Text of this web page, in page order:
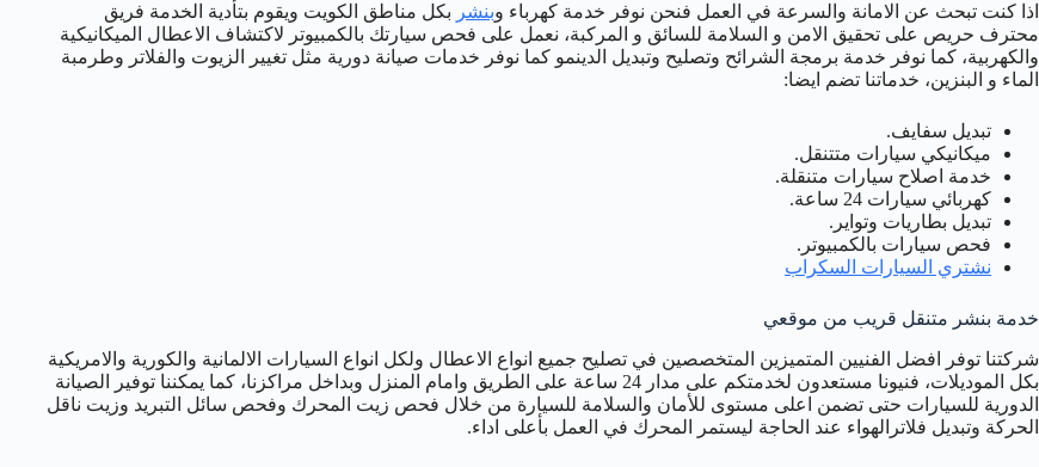
اذا كنت تبحث عن الامانة والسرعة في العمل فنحن نوفر خدمة كهرباء وبنشر بكل مناطق الكويت ويقوم بتأدية الخدمة فريق
محترف حريص على تحقيق الامن و السلامة للسائق و المركبة، نعمل على فحص سيارتك بالكمبيوتر لاكتشاف الاعطال الميكانيكية
والكهربية، كما نوفر خدمة برمجة الشرائح وتصليح وتبديل الدينمو كما نوفر خدمات صيانة دورية مثل تغيير الزيوت والفلاتر وطرمبة
الماء و البنزين، خدماتنا تضم ايضا:
تبديل سفايف.
ميكانيكي سيارات متتنقل.
خدمة اصلاح سيارات متنقلة.
كهربائي سيارات 24 ساعة.
تبديل بطاريات وتواير.
فحص سيارات بالكمبيوتر.
نشتري السيارات السكراب
خدمة بنشر متنقل قريب من موقعي
شركتنا توفر افضل الفنيين المتميزين المتخصصين في تصليح جميع انواع الاعطال ولكل انواع السيارات الالمانية والكورية والامريكية
بكل الموديلات، فنيونا مستعدون لخدمتكم على مدار 24 ساعة على الطريق وامام المنزل وبداخل مراكزنا، كما يمكننا توفير الصيانة
الدورية للسيارات حتى تضمن اعلى مستوى للأمان والسلامة للسيارة من خلال فحص زيت المحرك وفحص سائل التبريد وزيت ناقل
الحركة وتبديل فلاترالهواء عند الحاجة ليستمر المحرك في العمل بأعلى اداء.